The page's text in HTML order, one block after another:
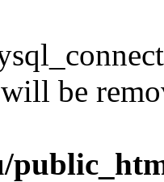
will be